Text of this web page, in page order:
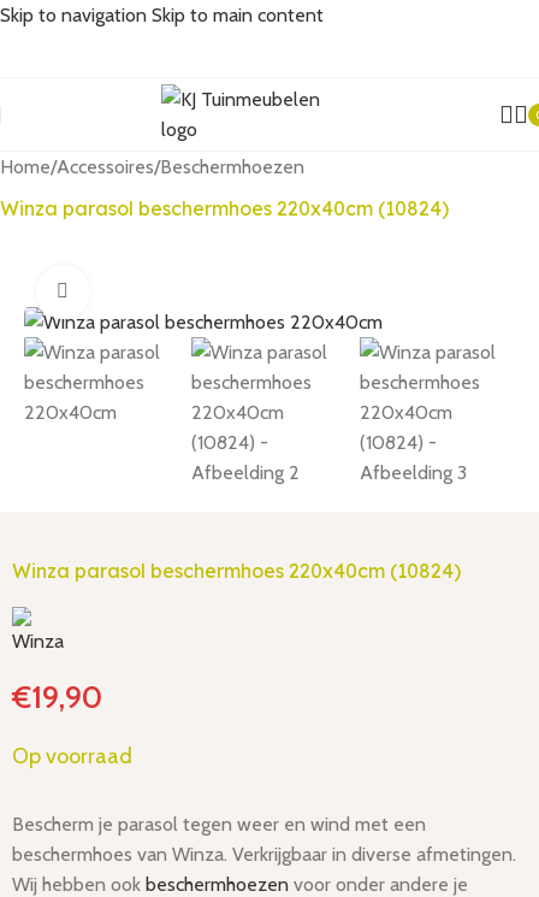
Skip to navigation Skip to main content
Home/Accessoires/Beschermhoezen
Winza parasol beschermhoes 220x40cm (10824)
Winza parasol beschermhoes 220x40cm (10824)
€19,90
Op voorraad
Bescherm je parasol tegen weer en wind met een
beschermhoes van Winza. Verkrijgbaar in diverse afmetingen.
Wij hebben ook beschermhoezen voor onder andere je